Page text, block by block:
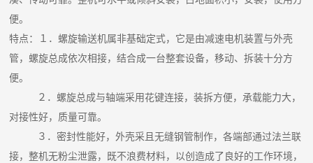
便。
特点：１．螺旋输送机属非基础定式，它是由减速电机装置与外壳
管，螺旋总成依次相接，结合成一台整套设备，移动、拆装十分方
便。
２．螺旋总成与轴端采用花键连接，装拆方便，承载能力大，
对接性好，质量可靠。
３．密封性能好，外壳采且无缝钢管制作，各端部通过法兰联
接，整机无粉尘泄露，既不浪费材料，以创造成了良好的工作环境，